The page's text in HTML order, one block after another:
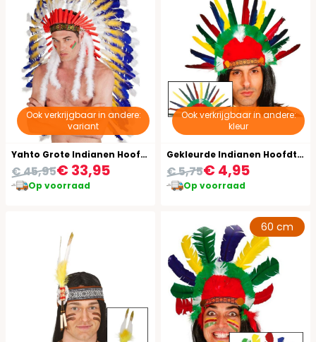
Ook verkrijgbaar in andere:
variant
Yahto Grote Indianen Hoofdtooi
€ 33,95
€ 45,95
Op voorraad
Ook verkrijgbaar in andere:
kleur
Gekleurde Indianen Hoofdtooi
€ 4,95
€ 5,75
Op voorraad
60 cm